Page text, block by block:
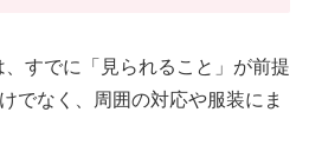
すでに「見られること」が前提
でなく、周囲の対応や服装にま